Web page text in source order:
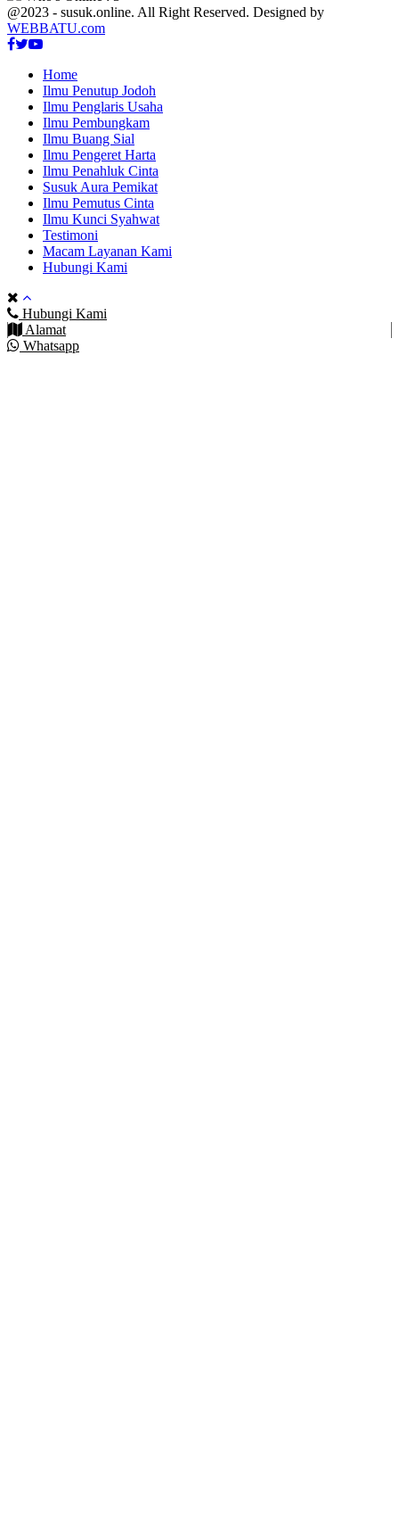
@2023 - susuk.online. All Right Reserved. Designed by
WEBBATU.com
Facebook
Twitter
Youtube
Home
Ilmu Penutup Jodoh
Ilmu Penglaris Usaha
Ilmu Pembungkam
Ilmu Buang Sial
Ilmu Pengeret Harta
Ilmu Penahluk Cinta
Susuk Aura Pemikat
Ilmu Pemutus Cinta
Ilmu Kunci Syahwat
Testimoni
Macam Layanan Kami
Hubungi Kami
Hubungi Kami
Alamat
Whatsapp